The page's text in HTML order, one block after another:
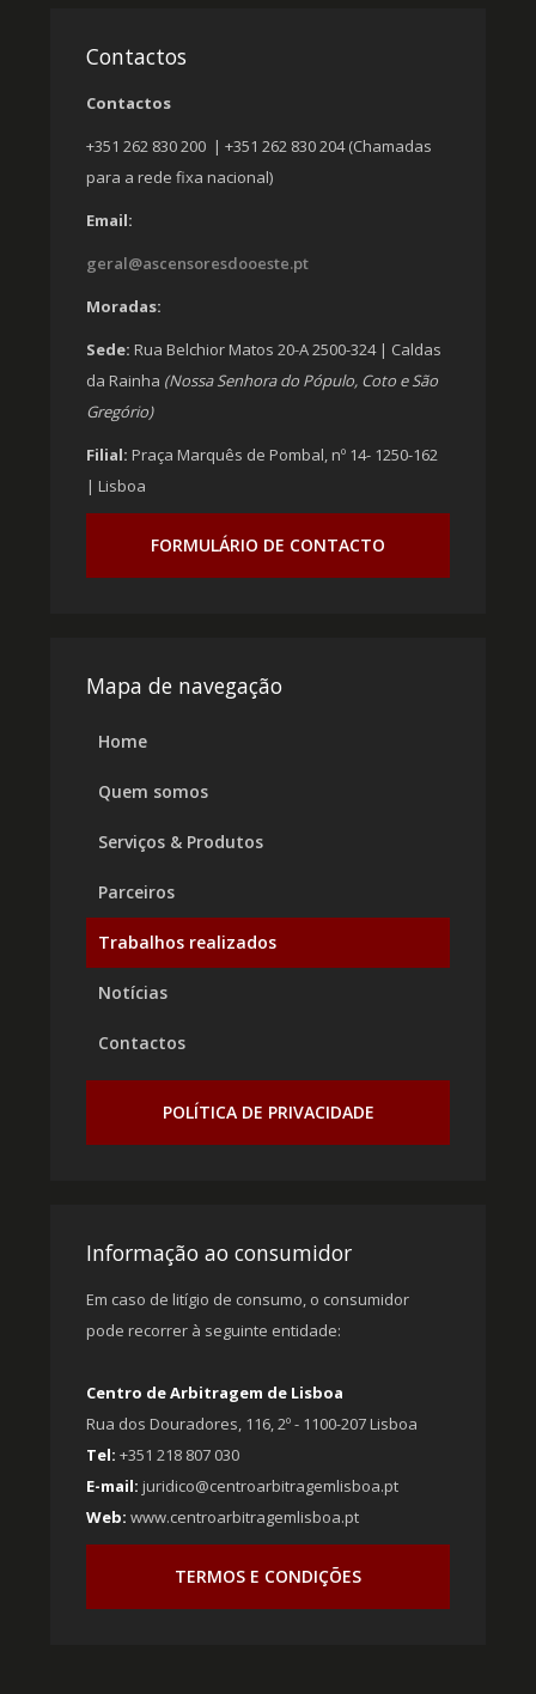
Contactos
Contactos
+351 262 830 200 | +351 262 830 204 (Chamadas
para a rede fixa nacional)
Email:
geral@ascensoresdooeste.pt
Moradas:
Sede: Rua Belchior Matos 20-A 2500-324 | Caldas
da Rainha (Nossa Senhora do Pópulo, Coto e São
Gregório)
Filial: Praça Marquês de Pombal, nº 14- 1250-162
| Lisboa
FORMULÁRIO DE CONTACTO
Mapa de navegação
Home
Quem somos
Serviços & Produtos
Parceiros
Trabalhos realizados
Notícias
Contactos
POLÍTICA DE PRIVACIDADE
Informação ao consumidor
Em caso de litígio de consumo, o consumidor
pode recorrer à seguinte entidade:
Centro de Arbitragem de Lisboa
Rua dos Douradores, 116, 2º - 1100-207 Lisboa
Tel: +351 218 807 030
E-mail: juridico@centroarbitragemlisboa.pt
Web: www.centroarbitragemlisboa.pt
TERMOS E CONDIÇÕES